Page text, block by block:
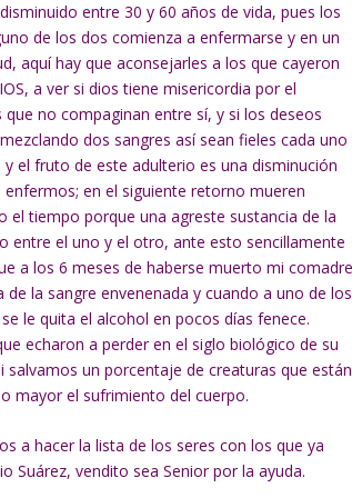
entre 30 y 60 años de vida, pues los
de los dos comienza a enfermarse y en un
aquí hay que aconsejarles a los que cayeron
a ver si dios tiene misericordia por el
no compaginan entre sí, y si los deseos
dos sangres así sean fieles cada uno
el fruto de este adulterio es una disminución
en el siguiente retorno mueren
tiempo porque una agreste sustancia de la
entre el uno y el otro, ante esto sencillamente
a los 6 meses de haberse muerto mi comadre
la sangre envenenada y cuando a uno de los
le quita el alcohol en pocos días fenece.
echaron a perder en el siglo biológico de su
un porcentaje de creaturas que están
mayor el sufrimiento del cuerpo.
a hacer la lista de los seres con los que ya
Suárez, vendito sea Senior por la ayuda.